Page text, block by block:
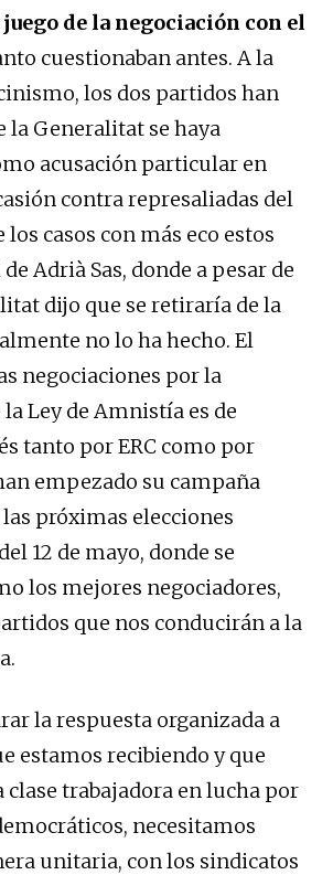
de la negociación con el
cuestionaban antes. A la
los dos partidos han
Generalitat se haya
acusación particular en
contra represaliadas del
los casos con más eco estos
Adrià Sas, donde a pesar de
dijo que se retiraría de la
no lo ha hecho. El
negociaciones por la
Ley de Amnistía es de
tanto por ERC como por
empezado su campaña
próximas elecciones
12 de mayo, donde se
los mejores negociadores,
que nos conducirán a la
la respuesta organizada a
estamos recibiendo y que
trabajadora en lucha por
necesitamos
unitaria, con los sindicatos